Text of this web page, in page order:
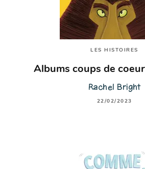
LES HISTOIRES
Albums coups de
Rachel Bright
22/02/2023